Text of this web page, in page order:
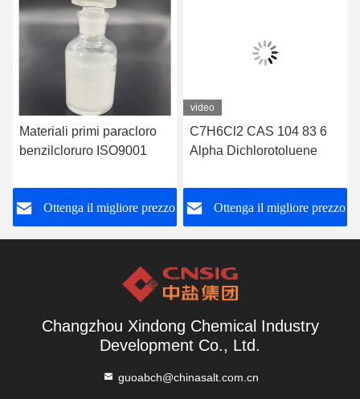
Materiali primi paracloro
benzilcloruro ISO9001
Ottenga il migliore prezzo
video
C7H6Cl2 CAS 104 83 6
Alpha Dichlorotoluene
Ottenga il migliore prezzo
Changzhou Xindong Chemical Industry
Development Co., Ltd.
guoabch@chinasalt.com.cn